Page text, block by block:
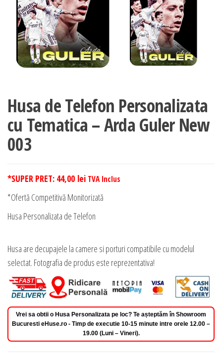
Husa de Telefon Personalizata
cu Tematica – Arda Guler New
003
*SUPER PRET: 44,00 lei TVA Inclus
*Ofertă Competitivă Monitorizată
Husa Personalizata de Telefon
Husa are decupajele la camere si porturi compatibile cu modelul
selectat. Fotografia de produs este reprezentativa!
Vrei sa obtii o Husa Personalizata pe loc? Te așteptăm în Showroom
Bucuresti eHuse.ro - Timp de executie 10-15 minute intre orele 12.00 –
19.00 (Luni – Vineri).